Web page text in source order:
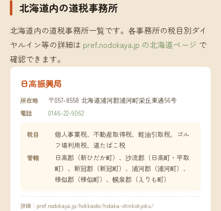
北海道内の道税事務所
北海道内の道税事務所一覧です。各事務所の税目別ダイ
ヤルイン等の詳細は pref.nodokaya.jp の北海道ページ で
確認できます。
日高振興局
所在地 〒057-8558 北海道浦河郡浦河町栄丘東通56号
電話 0146-22-9062
税目
個人事業税、不動産取得税、軽油引取税、ゴル
フ場利用税、道たばこ税
管轄
日高郡（新ひだか町）、沙流郡（日高町・平取
町）、新冠郡（新冠町）、浦河郡（浦河町）、
様似郡（様似町）、幌泉郡（えりも町）
詳細： pref.nodokaya.jp/hokkaido/hidaka-shinkokyoku/